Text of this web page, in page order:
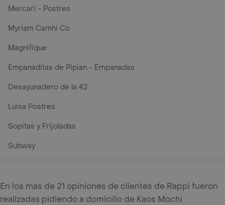
Mercari - Postres
Myriam Camhi Co
Magnifique
Empanaditas de Pipian - Empanadas
Desayunadero de la 42
Luisa Postres
Sopitas y Frijoladas
Subway
En los mas de 21 opiniones de clientes de Rappi fueron
realizadas pidiendo a domicilio de Kaos Mochi